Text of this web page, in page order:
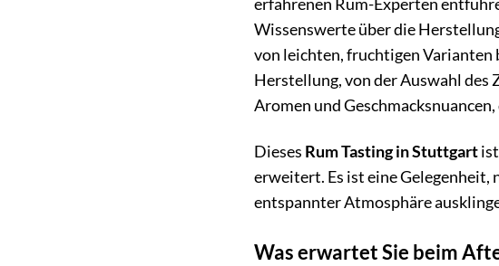
erfahrenen Rum-Experten
Wissenswerte über die
von leichten, fruchtigen Varianten
Herstellung, von der Auswahl des
Aromen und
Dieses Rum Tasting in Stuttgart
erweitert. Es ist eine Gelegenheit,
entspannter Atmosphäre
Was erwartet Sie beim